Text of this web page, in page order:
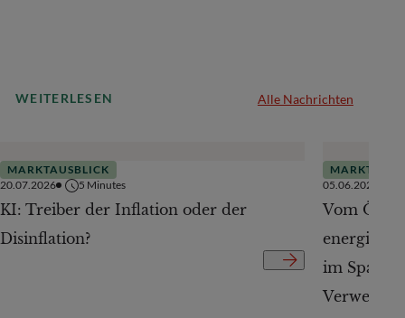
WEITERLESEN Alle Nachrichten
MARKTAUSBLICK
20.07.2026
5 Minutes
KI: Treiber der Inflation oder der
Disinflation?
05.06.2026
Vom
im